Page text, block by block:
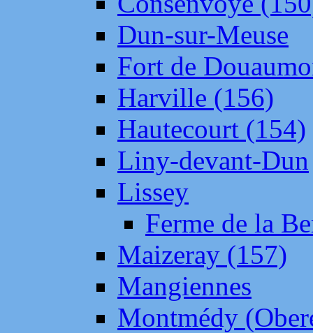
Dun-sur-Meuse
Fort de
Harville (156)
Hautecourt (154)
Liny-devant-Dun
Lissey
Ferme de la
Maizeray (157)
Mangiennes
Montmédy